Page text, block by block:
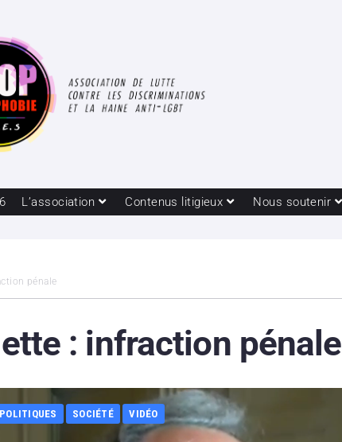
L’association Contenus litigieux Nous soutenir
pénale
: infraction pénale
POLITIQUES SOCIÉTÉ VIDÉO